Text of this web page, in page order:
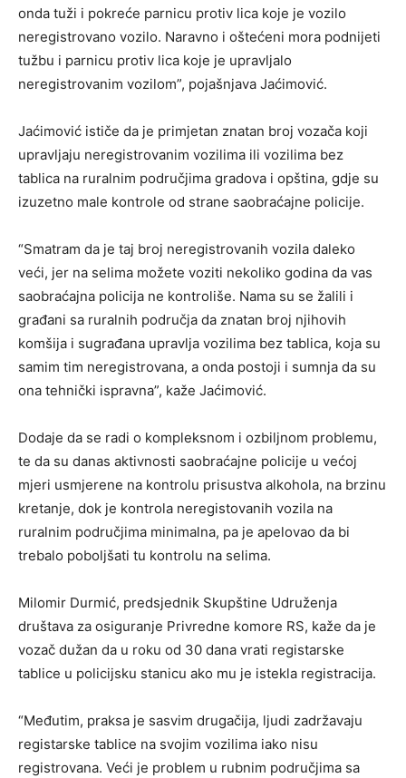
onda tuži i pokreće parnicu protiv lica koje je vozilo
neregistrovano vozilo. Naravno i oštećeni mora podnijeti
tužbu i parnicu protiv lica koje je upravljalo
neregistrovanim vozilom”, pojašnjava Jaćimović.
Jaćimović ističe da je primjetan znatan broj vozača koji
upravljaju neregistrovanim vozilima ili vozilima bez
tablica na ruralnim područjima gradova i opština, gdje su
izuzetno male kontrole od strane saobraćajne policije.
“Smatram da je taj broj neregistrovanih vozila daleko
veći, jer na selima možete voziti nekoliko godina da vas
saobraćajna policija ne kontroliše. Nama su se žalili i
građani sa ruralnih područja da znatan broj njihovih
komšija i sugrađana upravlja vozilima bez tablica, koja su
samim tim neregistrovana, a onda postoji i sumnja da su
ona tehnički ispravna”, kaže Jaćimović.
Dodaje da se radi o kompleksnom i ozbiljnom problemu,
te da su danas aktivnosti saobraćajne policije u većoj
mjeri usmjerene na kontrolu prisustva alkohola, na brzinu
kretanje, dok je kontrola neregistovanih vozila na
ruralnim područjima minimalna, pa je apelovao da bi
trebalo poboljšati tu kontrolu na selima.
Milomir Durmić, predsjednik Skupštine Udruženja
društava za osiguranje Privredne komore RS, kaže da je
vozač dužan da u roku od 30 dana vrati registarske
tablice u policijsku stanicu ako mu je istekla registracija.
“Međutim, praksa je sasvim drugačija, ljudi zadržavaju
registarske tablice na svojim vozilima iako nisu
registrovana. Veći je problem u rubnim područjima sa